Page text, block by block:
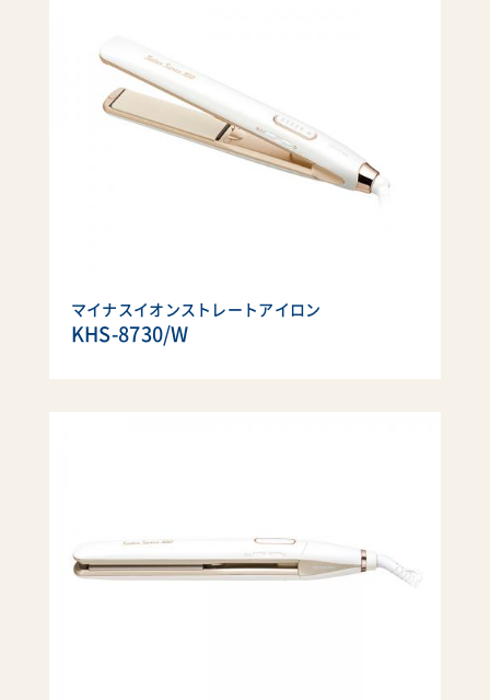
マイナスイオンストレートアイロン
KHS-8730/W